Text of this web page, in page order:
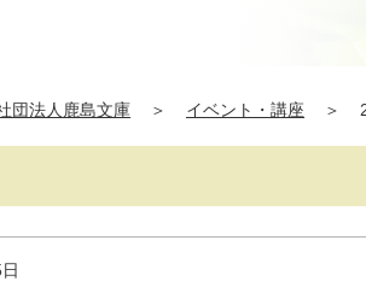
団法人鹿島文庫 ＞ イベント・講座 ＞